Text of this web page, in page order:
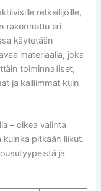
retkeilijöille,
rakennettu eri
käytetään
materiaalia, joka
toiminnalliset,
ja kalliimmat kuin
– oikea valinta
kuinka pitkään liikut.
ja